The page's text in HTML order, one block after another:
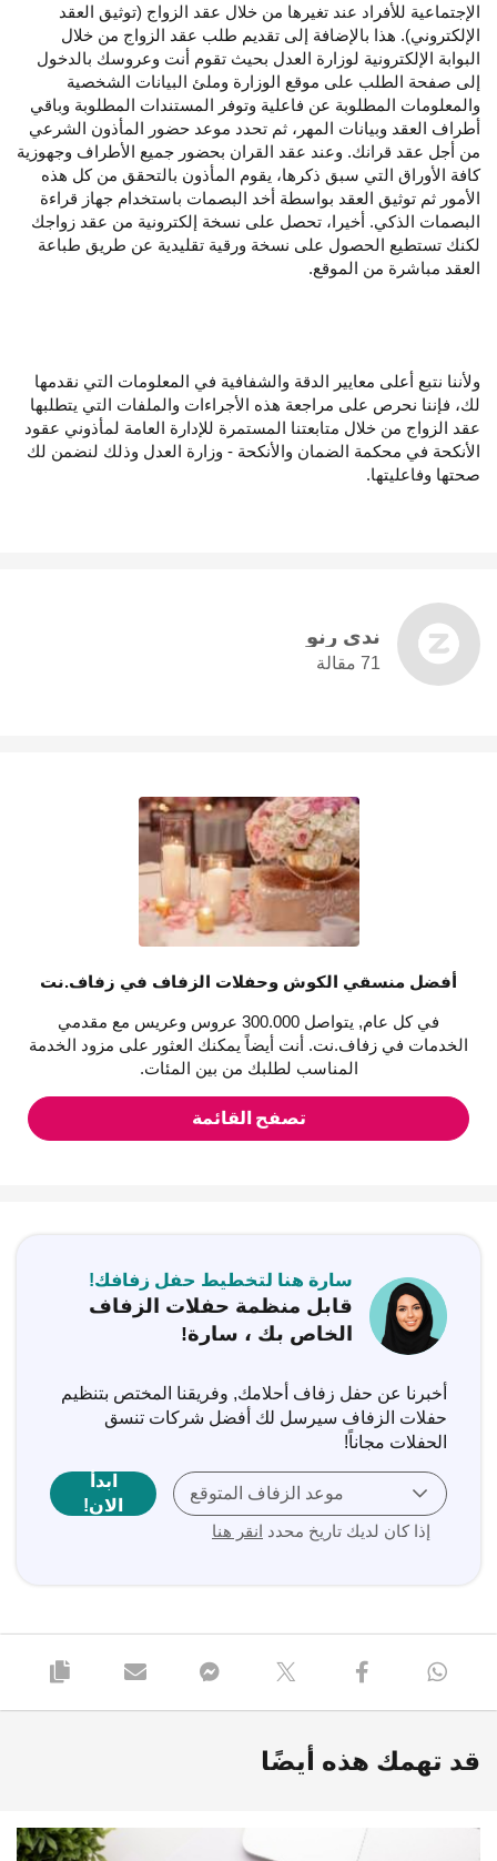
الإجتماعية للأفراد عند تغيرها من خلال عقد الزواج (توثيق العقد
الإلكتروني). هذا بالإضافة إلى تقديم طلب عقد الزواج من خلال
البوابة الإلكترونية لوزارة العدل بحيث تقوم أنت وعروسك بالدخول
إلى صفحة الطلب على موقع الوزارة وملئ البيانات الشخصية
والمعلومات المطلوبة عن فاعلية وتوفر المستندات المطلوبة وباقي
أطراف العقد وبيانات المهر، ثم تحدد موعد حضور المأذون الشرعي
من أجل عقد قرانك. وعند عقد القران بحضور جميع الأطراف وجهوزية
كافة الأوراق التي سبق ذكرها، يقوم المأذون بالتحقق من كل هذه
الأمور ثم توثيق العقد بواسطة أخد البصمات باستخدام جهاز قراءة
البصمات الذكي. أخيرا، تحصل على نسخة إلكترونية من عقد زواجك
لكنك تستطيع الحصول على نسخة ورقية تقليدية عن طريق طباعة
العقد مباشرة من الموقع.
ولأننا نتبع أعلى معايير الدقة والشفافية في المعلومات التي نقدمها
لك، فإننا نحرص على مراجعة هذه الأجراءات والملفات التي يتطلبها
عقد الزواج من خلال متابعتنا المستمرة للإدارة العامة لمأذوني عقود
الأنكحة في محكمة الضمان والأنكحة - وزارة العدل وذلك لنضمن لك
صحتها وفاعليتها.
ندى رنو
71 مقالة
أفضل منسقي الكوش وحفلات الزفاف في زفاف.نت
في كل عام, يتواصل 300.000 عروس وعريس مع مقدمي
الخدمات في زفاف.نت. أنت أيضاً يمكنك العثور على مزود الخدمة
المناسب لطلبك من بين المئات.
تصفح القائمة
سارة هنا لتخطيط حفل زفافك!
قابل منظمة حفلات الزفاف
الخاص بك ، سارة!
أخبرنا عن حفل زفاف أحلامك, وفريقنا المختص بتنظيم
حفلات الزفاف سيرسل لك أفضل شركات تنسق
الحفلات مجاناً!
موعد الزفاف المتوقع
إذا كان لديك تاريخ محدد انقر هنا
ابدأ
الان!
قد تهمك هذه أيضًا